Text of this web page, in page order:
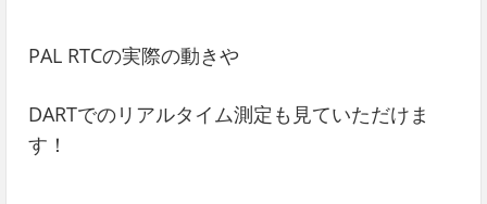
PAL RTCの実際の動きや
DARTでのリアルタイム測定も見ていただけま
す！